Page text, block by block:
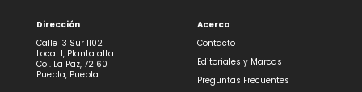
Dirección
Calle 13 Sur 1102
Local 1, Planta alta
Col. La Paz, 72160
Puebla, Puebla
Acerca
Contacto
Editoriales y Marcas
Preguntas Frecuentes